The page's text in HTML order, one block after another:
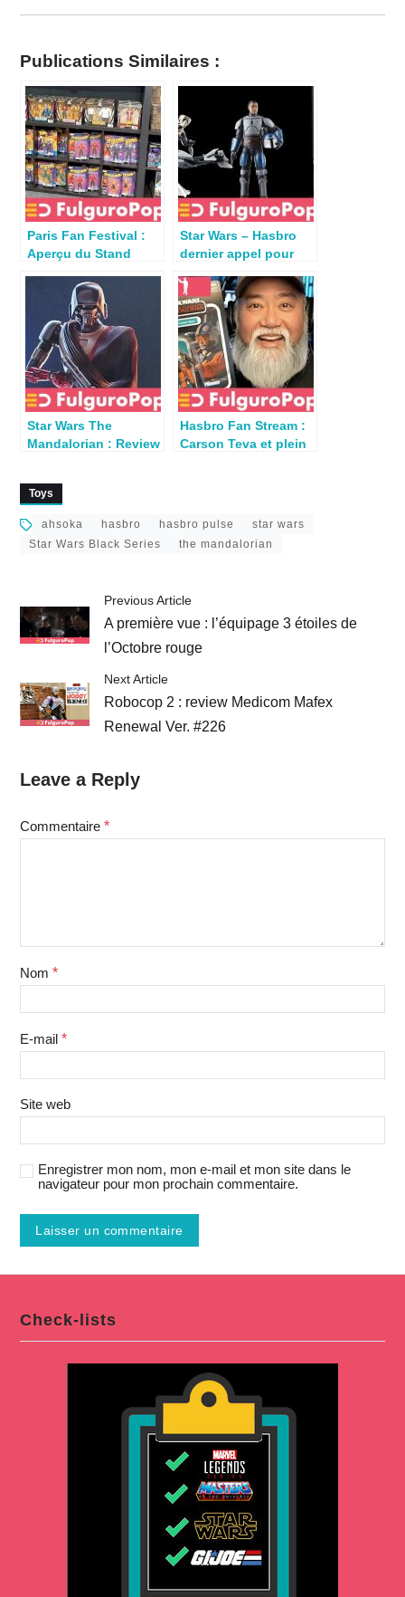
Publications Similaires :
Paris Fan Festival :
Aperçu du Stand
Star Wars – Hasbro
dernier appel pour
Star Wars The
Mandalorian : Review
Hasbro Fan Stream :
Carson Teva et plein
Toys
ahsoka hasbro hasbro pulse
star wars
Star Wars Black Series
the mandalorian
Previous Article
A première vue : l’équipage 3 étoiles de
l’Octobre rouge
Next Article
Robocop 2 : review Medicom Mafex
Renewal Ver. #226
Leave a Reply
Commentaire *
Nom *
E-mail *
Site web
Enregistrer mon nom, mon e-mail et mon site dans le
navigateur pour mon prochain commentaire.
Check-lists